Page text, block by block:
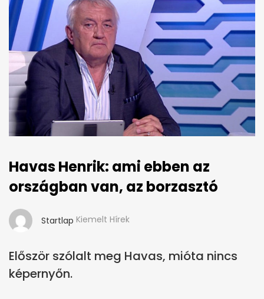
Havas Henrik: ami ebben az
országban van, az borzasztó
Startlap Kiemelt Hírek
Először szólalt meg Havas, mióta nincs
képernyőn.